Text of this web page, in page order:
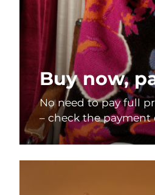
Buy now,
No need to pay full
– check the payment
Uzbequistão
Vietnã